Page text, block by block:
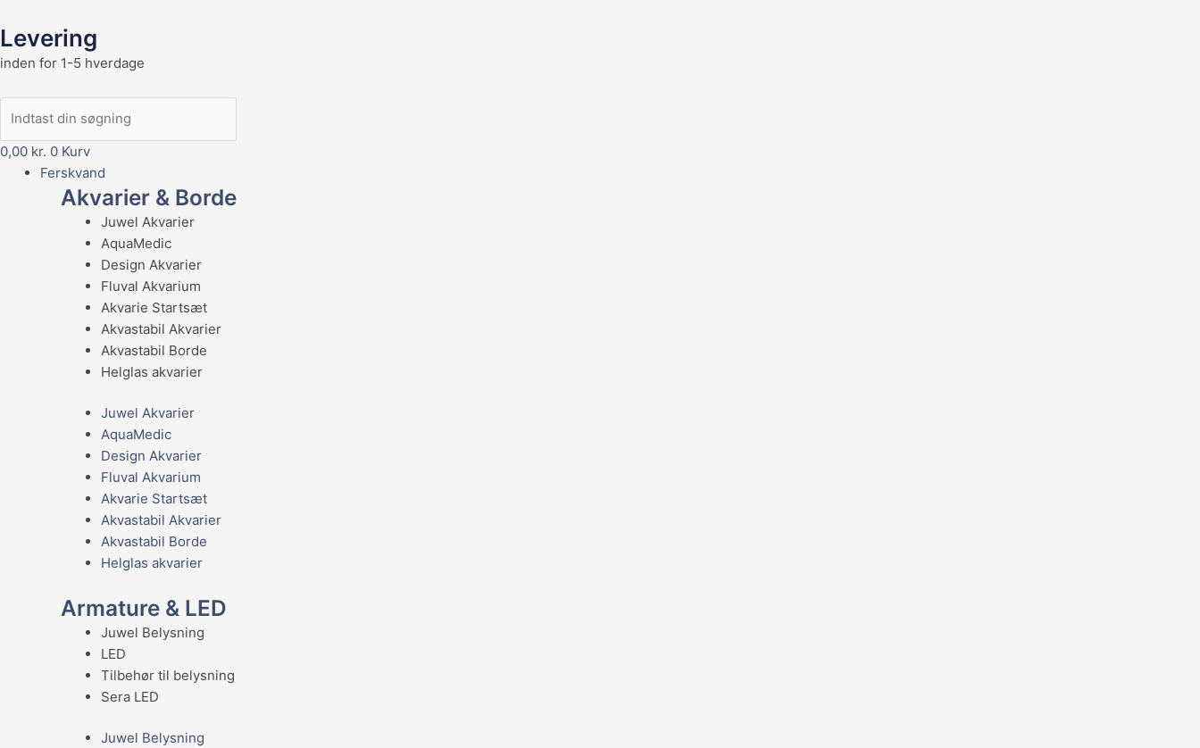
Levering
inden for 1-5 hverdage
0,00 kr. 0 Kurv
Ferskvand
Akvarier & Borde
Juwel Akvarier
AquaMedic
Design Akvarier
Fluval Akvarium
Akvarie Startsæt
Akvastabil Akvarier
Akvastabil Borde
Helglas akvarier
Juwel Akvarier
AquaMedic
Design Akvarier
Fluval Akvarium
Akvarie Startsæt
Akvastabil Akvarier
Akvastabil Borde
Helglas akvarier
Armature & LED
Juwel Belysning
LED
Tilbehør til belysning
Sera LED
Juwel Belysning